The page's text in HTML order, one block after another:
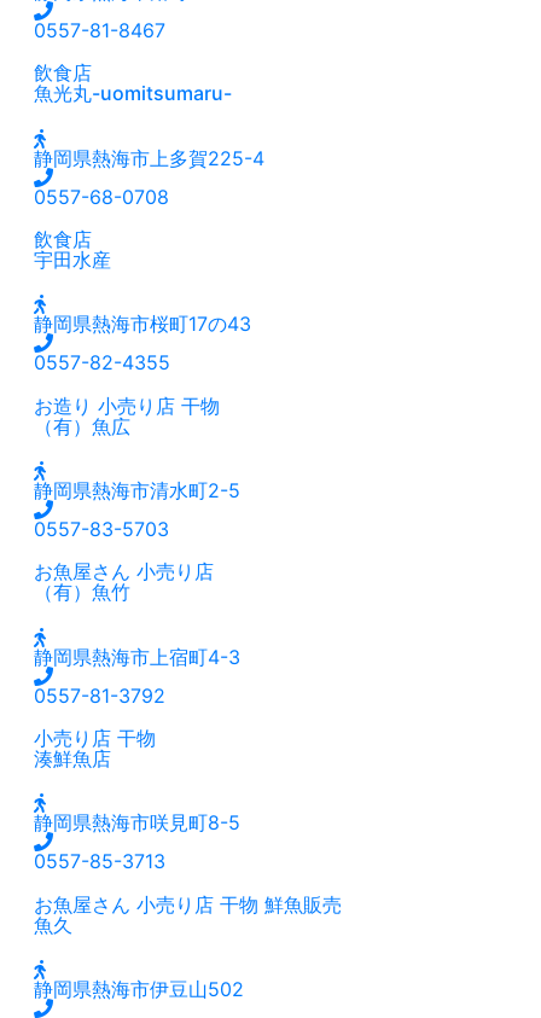
0557-81-8467
飲食店
魚光丸-uomitsumaru-
静岡県熱海市上多賀225-4
0557-68-0708
飲食店
宇田水産
静岡県熱海市桜町17の43
0557-82-4355
お造り 小売り店 干物
（有）魚広
静岡県熱海市清水町2-5
0557-83-5703
お魚屋さん 小売り店
（有）魚竹
静岡県熱海市上宿町4-3
0557-81-3792
小売り店 干物
湊鮮魚店
静岡県熱海市咲見町8-5
0557-85-3713
お魚屋さん 小売り店 干物 鮮魚販売
魚久
静岡県熱海市伊豆山502